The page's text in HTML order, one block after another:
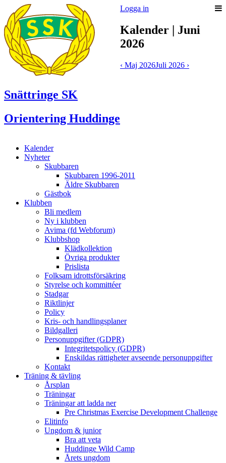
Logga in
Snättringe SK
Orientering Huddinge
Kalender
Nyheter
Skubbaren
Skubbaren 1996-2011
Äldre Skubbaren
Gästbok
Klubben
Bli medlem
Ny i klubben
Avima (fd Webforum)
Klubbshop
Klädkollektion
Övriga produkter
Prislista
Folksam idrottsförsäkring
Styrelse och kommittéer
Stadgar
Riktlinjer
Policy
Kris- och handlingsplaner
Bildgalleri
Personuppgifter (GDPR)
Integritetspolicy (GDPR)
Enskildas rättigheter avseende personuppgifter
Kontakt
Träning & tävling
Årsplan
Träningar
Träningar att ladda ner
Pre Christmas Exercise Development Challenge
Elitinfo
Ungdom & junior
Bra att veta
Huddinge Wild Camp
Årets ungdom
Kalender | Juni
2026
‹ Maj 2026Juli 2026 ›